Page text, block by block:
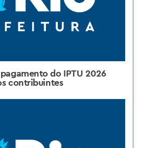
do IPTU 2026
contribuintes